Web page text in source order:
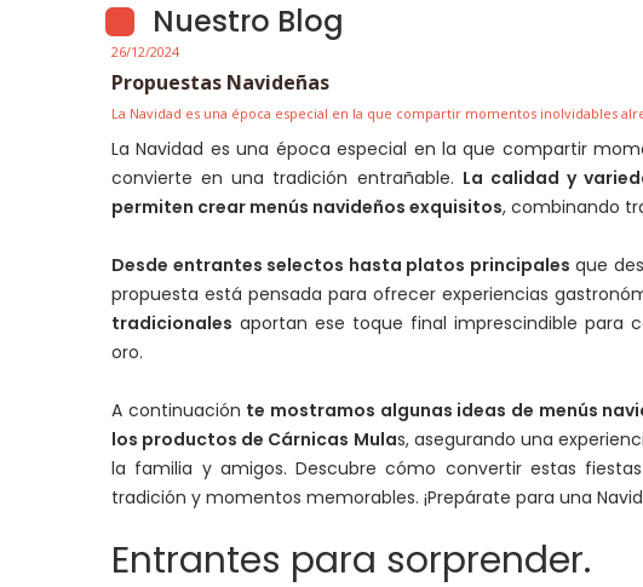
Nuestro Blog
26/12/2024
Propuestas Navideñas
La Navidad es una época especial en la que compartir momentos inolvidables
La Navidad es una época especial en la que compartir
convierte en una tradición entrañable. La calidad y
permiten crear menús navideños exquisitos, combinando
Desde entrantes selectos hasta platos principales que
propuesta está pensada para ofrecer experiencias
tradicionales aportan ese toque final imprescindible para
oro.
A continuación te mostramos algunas ideas de menús
los productos de Cárnicas Mulas, asegurando una
la familia y amigos. Descubre cómo convertir estas
tradición y momentos memorables. ¡Prepárate para una
Entrantes para sorprender.